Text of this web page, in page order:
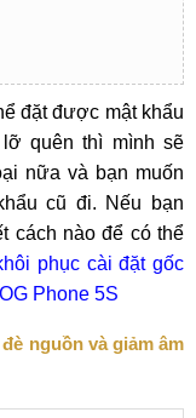
đặt được mật khẩu
quên thì mình sẽ
nữa và bạn muốn
cũ đi. Nếu bạn
cách nào để có thể
phục cài đặt gốc
Phone 5S
nguồn và giảm âm